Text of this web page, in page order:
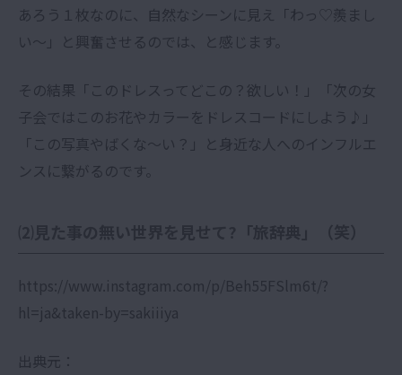
あろう１枚なのに、自然なシーンに見え「わっ♡羨まし
い〜」と興奮させるのでは、と感じます。
その結果「このドレスってどこの？欲しい！」「次の女
子会ではこのお花やカラーをドレスコードにしよう♪」
「この写真やばくな〜い？」と身近な人へのインフルエ
ンスに繋がるのです。
https://www.instagram.com/p/Beh55FSlm6t/?
hl=ja&taken-by=sakiiiya
出典元：